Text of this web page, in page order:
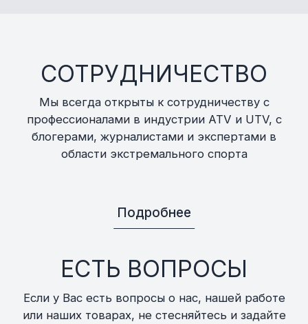
СОТРУДНИЧЕСТВО
Мы всегда открыты к сотрудничеству с
профессионалами в индустрии ATV и UTV, с
блогерами, журналистами и экспертами в
области экстремального спорта
Подробнее
ЕСТЬ ВОПРОСЫ
Если у Вас есть вопросы о нас, нашей работе
или наших товарах, не стесняйтесь и задайте